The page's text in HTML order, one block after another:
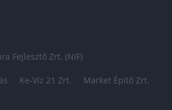
Fejlesztő Zrt. (NIF)
Ke-Víz 21 Zrt. Market Építő Zrt.